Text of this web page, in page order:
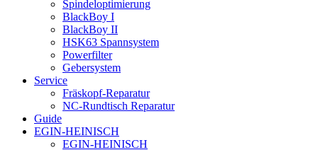
Spindeloptimierung
BlackBoy I
BlackBoy II
HSK63 Spannsystem
Powerfilter
Gebersystem
Service
Fräskopf-Reparatur
NC-Rundtisch Reparatur
Guide
EGIN-HEINISCH
EGIN-HEINISCH